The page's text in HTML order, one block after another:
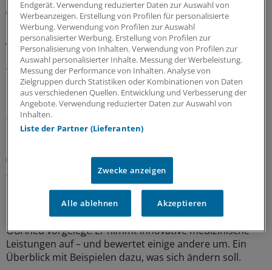
GKV-Spargesetz
Sparliste der KBV: So hoch könnten die Verluste
jeder Praxis sein
Die Kassenärztliche Bundesvereinigung hat eine Liste
vorgelegt, in der sie die möglichen finanziellen Folgen
des GKV-Spargesetzes pro Ärztin bzw. Arzt auflistet. Die
Unterschiede zwischen Haus- und Fachärzten sind groß.
05.08.2026
Zentrale Änderungen im Überblick
Aktualisierter GOÄ-Entwurf: Neue Leistungen,
Umbewertungen und Bürokratieabbau
Bundesärztekammer und PKV-Verband haben dem
Bundesgesundheitsministerium den Entwurf einer
GOÄneu vorgelegt. Er nimmt innovative medizinische
Leistungen auf – und bewertet einige andere um. Ein
Überblick mit Beispielen dazu, was sich ändern soll.
Endgerät. Verwendung reduzierter Daten zur Auswahl von
Werbeanzeigen. Erstellung von Profilen für personalisierte
Werbung. Verwendung von Profilen zur Auswahl
personalisierter Werbung. Erstellung von Profilen zur
Personalisierung von Inhalten. Verwendung von Profilen zur
Auswahl personalisierter Inhalte. Messung der Werbeleistung.
Messung der Performance von Inhalten. Analyse von
Zielgruppen durch Statistiken oder Kombinationen von Daten
aus verschiedenen Quellen. Entwicklung und Verbesserung der
Angebote. Verwendung reduzierter Daten zur Auswahl von
Inhalten.
Liste der Partner (Lieferanten)
Zwecke anzeigen
Alle ablehnen Akzeptieren